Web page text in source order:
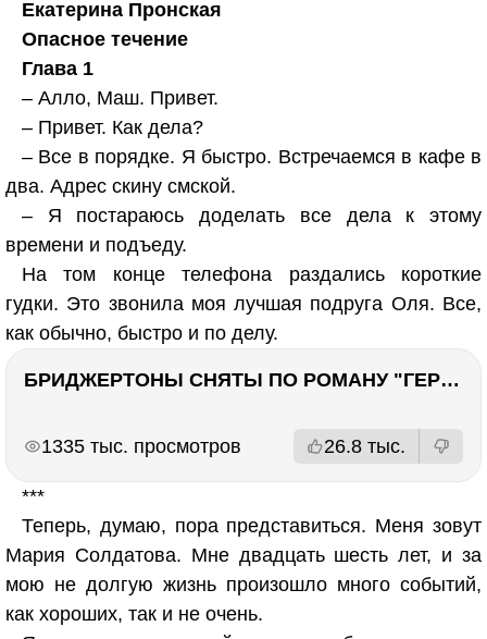
Екатерина Пронская
Опасное течение
Глава 1
– Алло, Маш. Привет.
– Привет. Как дела?
– Все в порядке. Я быстро. Встречаемся в кафе в
два. Адрес скину смской.
– Я постараюсь доделать все дела к этому
времени и подъеду.
На том конце телефона раздались короткие
гудки. Это звонила моя лучшая подруга Оля. Все,
как обычно, быстро и по делу.
БРИДЖЕРТОНЫ СНЯТЫ ПО РОМАНУ "ГЕРЦОГ И Я". Стоит ли читать?
1335 тыс. просмотров 26.8 тыс.
***
Теперь, думаю, пора представиться. Меня зовут
Мария Солдатова. Мне двадцать шесть лет, и за
мою не долгую жизнь произошло много событий,
как хороших, так и не очень.